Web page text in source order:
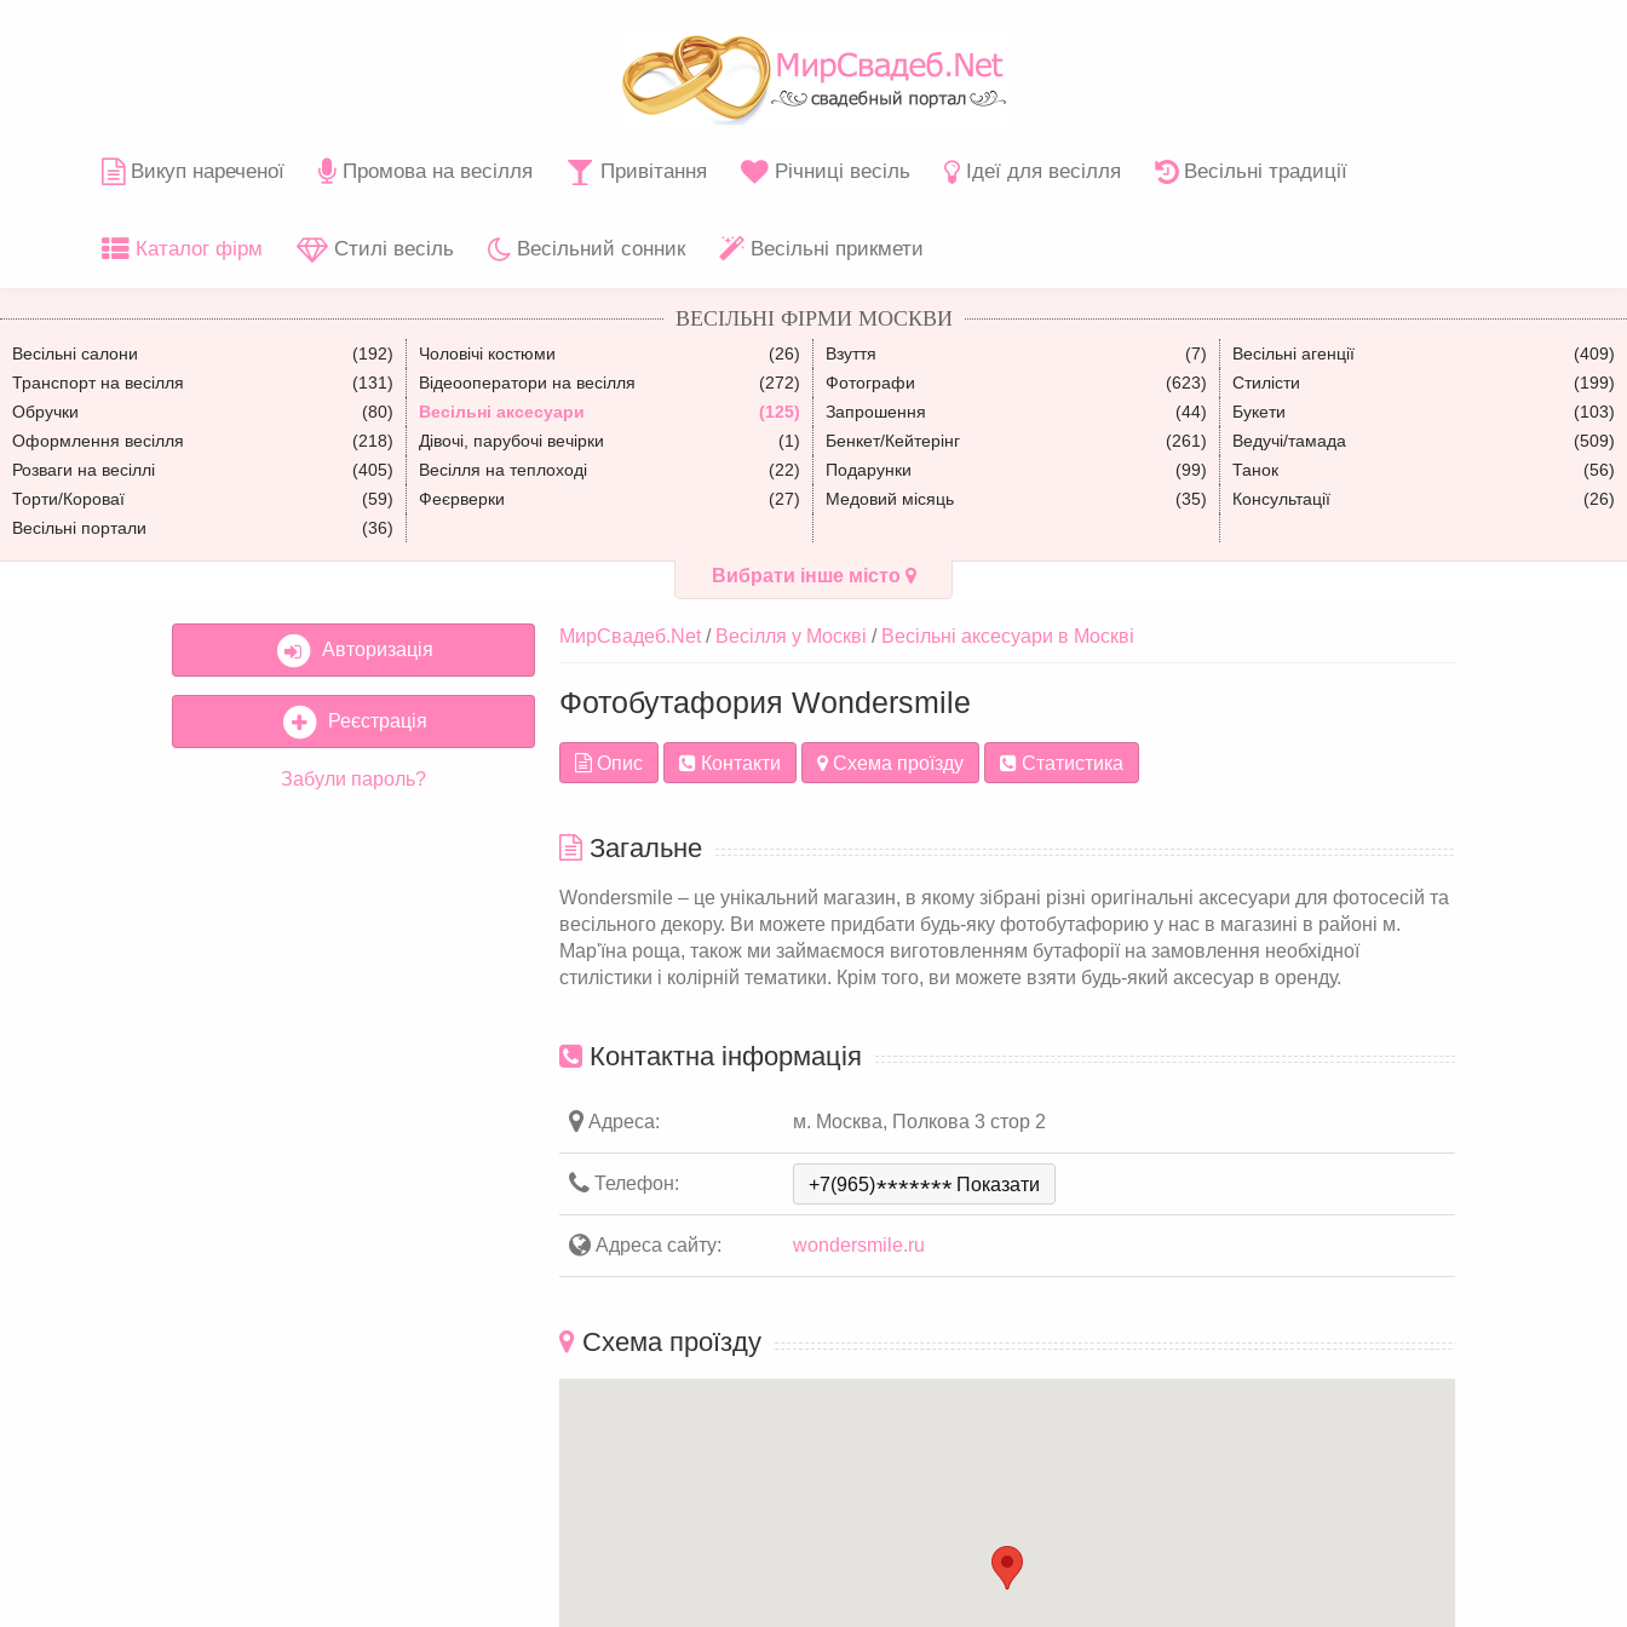
Викуп нареченої Промова на весілля Привітання Річниці весіль Ідеї для весілля Весільні традиції
Каталог фірм Стилі весіль Весільний сонник Весільні прикмети
ВЕСІЛЬНІ ФІРМИ МОСКВИ
Весільні салони (192) Чоловічі костюми (26) Взуття (7) Весільні агенції
(409)
Транспорт на весілля
(131) Відеооператори на весілля (272) Фотографи (623) Стилісти
(199)
Обручки
(80) Весільні аксесуари (125) Запрошення (44) Букети
(103)
Оформлення весілля
(218) Дівочі, парубочі вечірки (1) Бенкет/Кейтерінг (261) Ведучі/тамада
(509)
Розваги на весіллі
(405) Весілля на теплоході (22) Подарунки (99) Танок
(56)
Торти/Короваї
(59) Феєрверки (27) Медовий місяць (35) Консультації
(26)
Весільні портали
(36)
Вибрати інше місто
МирСвадеб.Net Весілля у Москві Весільні аксесуари в Москві
Фотобутафория Wondersmile
Опис Контакти Схема проїзду Статистика
Загальне
Wondersmile – це унікальний магазин, в якому зібрані різні оригінальні аксесуари для фотосесій та
весільного декору. Ви можете придбати будь-яку фотобутафорию у нас в магазині в районі м.
Мар'їна роща, також ми займаємося виготовленням бутафорії на замовлення необхідної
стилістики і колірній тематики. Крім того, ви можете взяти будь-який аксесуар в оренду.
Контактна інформація
Адреса: м. Москва, Полкова 3 стор 2
Телефон: +7(965)******* Показати
Адреса сайту: wondersmile.ru
Схема проїзду
Авторизація
Реєстрація
Забули пароль?